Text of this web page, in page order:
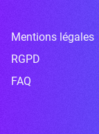
Mentions légales
RGPD
FAQ